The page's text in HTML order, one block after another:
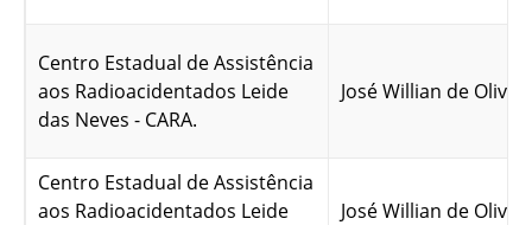
Centro Estadual de Assistência
aos Radioacidentados Leide
das Neves - CARA.
José Willian de
Centro Estadual de Assistência
aos Radioacidentados Leide
José Willian de